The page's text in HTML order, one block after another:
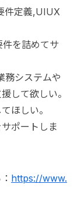
件定義,UIUX
を詰めてサ
務システムや
して欲しい。
ほしい。
ポートしま
https://www.